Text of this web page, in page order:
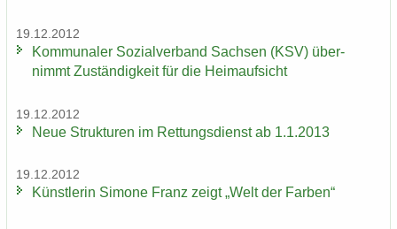
19.12.2012
Kom­mu­na­ler So­zi­al­ver­band Sach­sen (KSV) über­
nimmt Zu­stän­dig­keit für die Heim­auf­sicht
19.12.2012
Neue Struk­tu­ren im Ret­tungs­dienst ab 1.1.2013
19.12.2012
Künst­le­rin Si­mo­ne Franz zeigt „Welt der Far­ben“